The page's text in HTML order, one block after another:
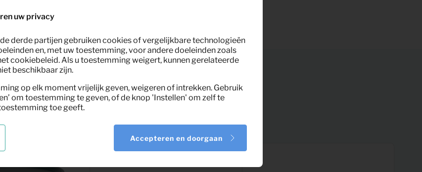
uw privacy
derde partijen gebruiken cookies of vergelijkbare technologieën
en, met uw toestemming, voor andere doeleinden zoals
cookiebeleid. Als u toestemming weigert, kunnen gerelateerde
beschikbaar zijn.
op elk moment vrijelijk geven, weigeren of intrekken. Gebruik
om toestemming te geven, of de knop 'Instellen' om zelf te
toe geeft.
Accepteren en doorgaan